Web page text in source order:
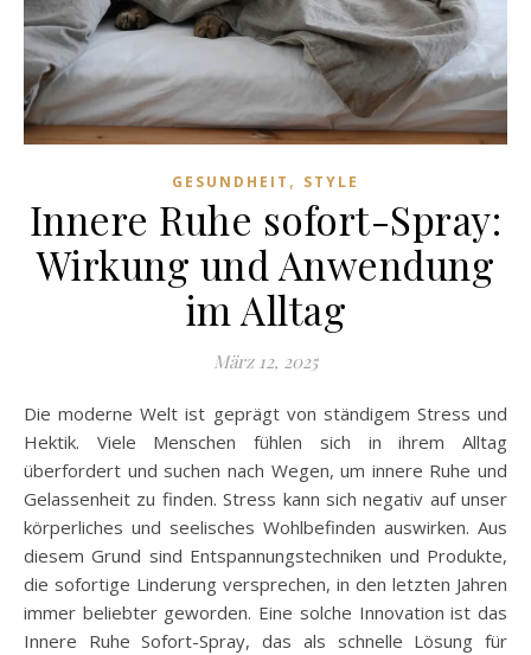
GESUNDHEIT , STYLE
Innere Ruhe sofort-Spray:
Wirkung und Anwendung
im Alltag
März 12, 2025
Die moderne Welt ist geprägt von ständigem Stress und
Hektik. Viele Menschen fühlen sich in ihrem Alltag
überfordert und suchen nach Wegen, um innere Ruhe und
Gelassenheit zu finden. Stress kann sich negativ auf unser
körperliches und seelisches Wohlbefinden auswirken. Aus
diesem Grund sind Entspannungstechniken und Produkte,
die sofortige Linderung versprechen, in den letzten Jahren
immer beliebter geworden. Eine solche Innovation ist das
Innere Ruhe Sofort-Spray, das als schnelle Lösung für